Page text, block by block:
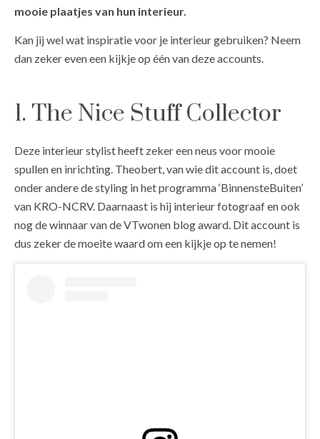
mooie plaatjes van hun interieur.
Kan jij wel wat inspiratie voor je interieur gebruiken? Neem
dan zeker even een kijkje op één van deze accounts.
1. The Nice Stuff Collector
Deze interieur stylist heeft zeker een neus voor mooie
spullen en inrichting. Theobert, van wie dit account is, doet
onder andere de styling in het programma ‘BinnensteBuiten’
van KRO-NCRV. Daarnaast is hij interieur fotograaf en ook
nog de winnaar van de VTwonen blog award. Dit account is
dus zeker de moeite waard om een kijkje op te nemen!